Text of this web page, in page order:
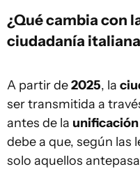
¿Qué cambia con
ciudadanía
A partir de2025, la
ser transmitida a
antes de la unificación
debe a que, según las
solo aquellos